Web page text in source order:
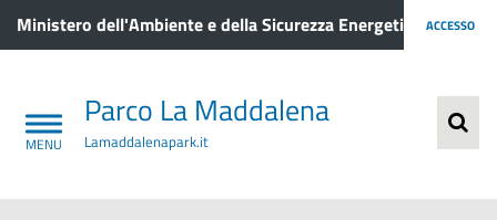
Ministero dell'Ambiente e della Sicurezza Energetica ACCESSO
Parco La Maddalena
Lamaddalenapark.it